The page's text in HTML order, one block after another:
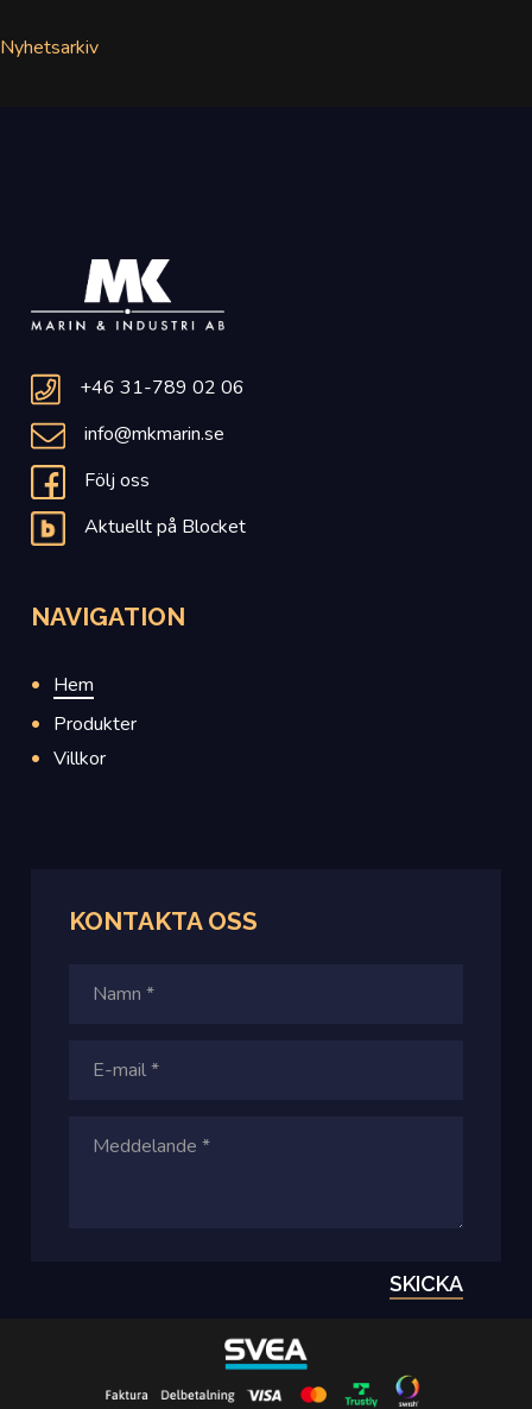
Nyhetsarkiv
+46 31-789 02 06
info@mkmarin.se
Följ oss
Aktuellt på Blocket
NAVIGATION
Hem
Produkter
Villkor
KONTAKTA OSS
SKICKA